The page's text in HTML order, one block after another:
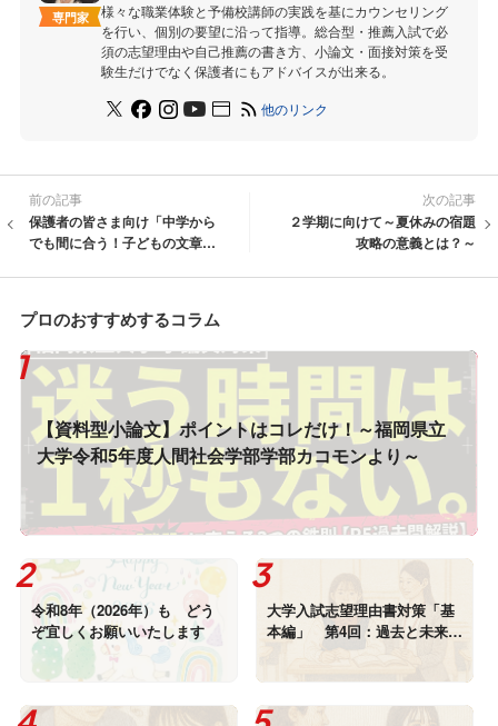
専門家
様々な職業体験と予備校講師の実践を基にカウンセリング
を行い、個別の要望に沿って指導。総合型・推薦入試で必
須の志望理由や自己推薦の書き方、小論文・面接対策を受
験生だけでなく保護者にもアドバイスが出来る。
他のリンク
前の記事
保護者の皆さま向け「中学から
でも間に合う！子どもの文章力
次の記事
２学期に向けて～夏休みの宿題
攻略の意義とは？～
プロのおすすめするコラム
【資料型小論文】ポイントはコレだけ！～福岡県立
大学令和5年度人間社会学部学部カコモンより～
令和8年（2026年）も どう
ぞ宜しくお願いいたします
大学入試志望理由書対策「基
本編」 第4回：過去と未来を
繋ぐ「論理の架け橋」～志望